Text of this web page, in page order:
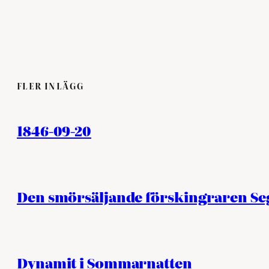
FLER INLÄGG
1846-09-20
Den smörsäljande förskingraren
Dynamit i Sommarnatten